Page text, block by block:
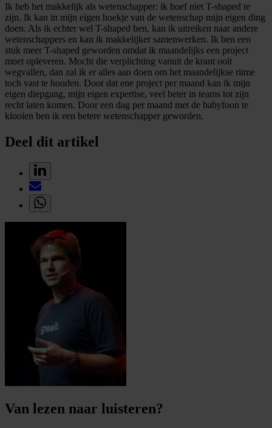
Ik heb het makkelijk als wetenschapper: ik hoef niet T-shaped te
zijn. Ik kan in mijn eigen hoekje van de wetenschap mijn eigen ding
doen. Als ik echter wel T-shaped ben, kan ik uitreiken naar andere
wetenschappers en kan ik makkelijker samenwerken. Ik ben een
stuk meer T-shaped geworden omdat ik maandelijks een project
moet opleveren. Mocht die verplichting vanuit de krant ooit
wegvallen, dan zal ik er alles aan doen om het maandelijkse ritme
toch vast te houden. Door dat ene project per maand kan ik mijn
eigen diepgang, mijn eigen expertise, veel beter in teams tot zijn
recht laten komen. Door een dag per maand met de babyfoon te
klooien ben ik een betere wetenschapper geworden.
Deel dit artikel
Van lezen naar luisteren?